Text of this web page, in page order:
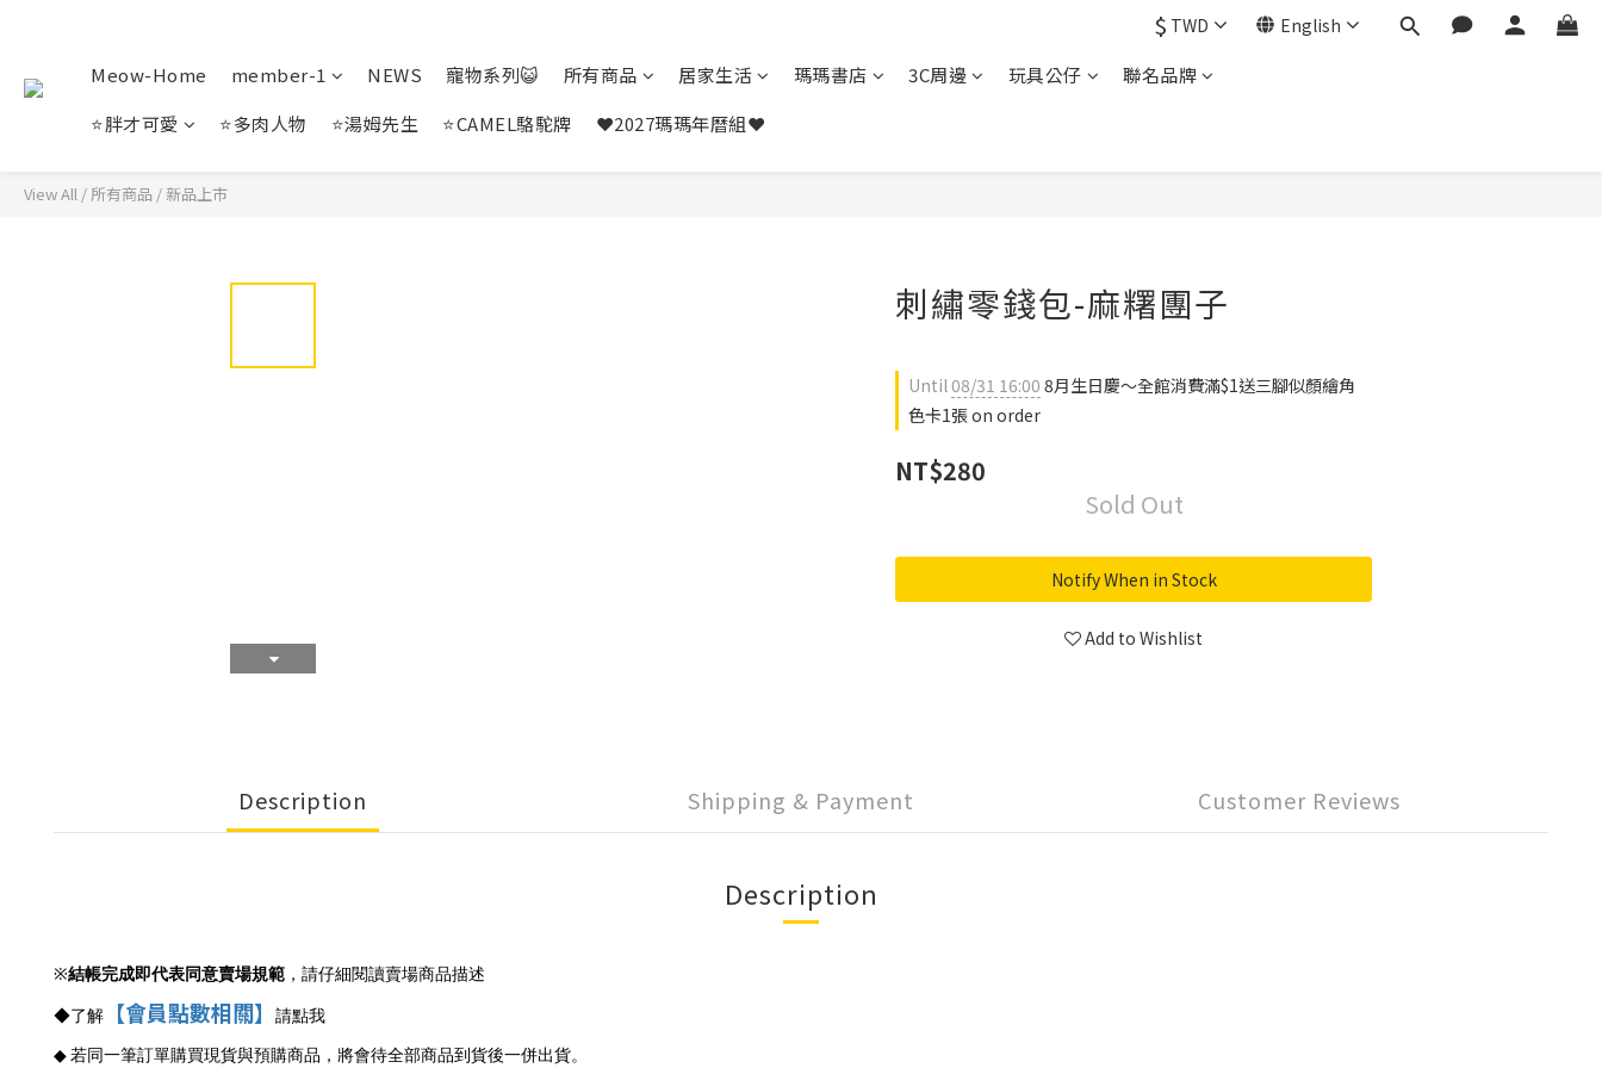
$ TWD English
Meow-Home member-1 NEWS 寵物系列😺 所有商品 居家生活 瑪瑪書店 3C周邊 玩具公仔
聯名品牌
⭐胖才可愛
⭐多肉人物 ⭐湯姆先生 ⭐CAMEL駱駝牌 ❤️2027瑪瑪年曆組❤️
View All / 所有商品 /新品上市
刺繡零錢包-麻糬團子
Until08/31 16:00 8月生日慶～全館消費滿$1送三腳似顏繪角
色卡1張 on order
NT$280
Sold Out
Notify When in Stock
Add to Wishlist
Description Shipping & Payment Customer Reviews
Description
※結帳完成即代表同意賣場規範 ，請仔細閱讀賣場商品描述
◆了解 【會員點數相關】 請點我
◆若同一筆訂單購買現貨與預購商品，將會待全部商品到貨後一併出貨。